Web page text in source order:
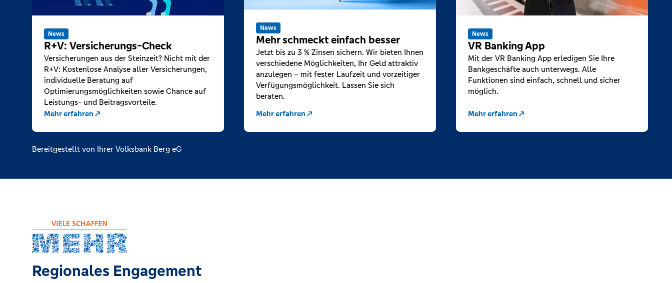
News
R+V: Versicherungs-Check
Versicherungen aus der Steinzeit? Nicht mit der
R+V: Kostenlose Analyse aller Versicherungen,
individuelle Beratung auf
Optimierungsmöglichkeiten sowie Chance auf
Leistungs- und Beitragsvorteile.
Mehr erfahren
News
Mehr schmeckt einfach besser
Jetzt bis zu 3 % Zinsen sichern. Wir bieten Ihnen
verschiedene Möglichkeiten, Ihr Geld attraktiv
anzulegen – mit fester Laufzeit und vorzeitiger
Verfügungsmöglichkeit. Lassen Sie sich
beraten.
Mehr erfahren
News
VR Banking App
Mit der VR Banking App erledigen Sie Ihre
Bankgeschäfte auch unterwegs. Alle
Funktionen sind einfach, schnell und sicher
möglich.
Mehr erfahren
Bereitgestellt von Ihrer Volksbank Berg eG
Regionales Engagement